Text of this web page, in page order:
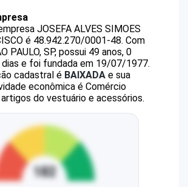
JOSEFA ALVES SIMOES
é 48.942.270/0001-48. Com
PAULO, SP, possui 49 anos, 0
e foi fundada em 19/07/1977.
cadastral é BAIXADA e sua
econômica é Comércio
do vestuário e acessórios.